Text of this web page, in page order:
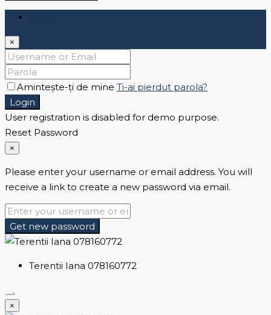
×
Amintește-ți de mine Ti-ai pierdut parola?
Login
User registration is disabled for demo purpose.
Reset Password
×
Please enter your username or email address. You will
receive a link to create a new password via email.
Get new password
Terentii Iana 078160772
×